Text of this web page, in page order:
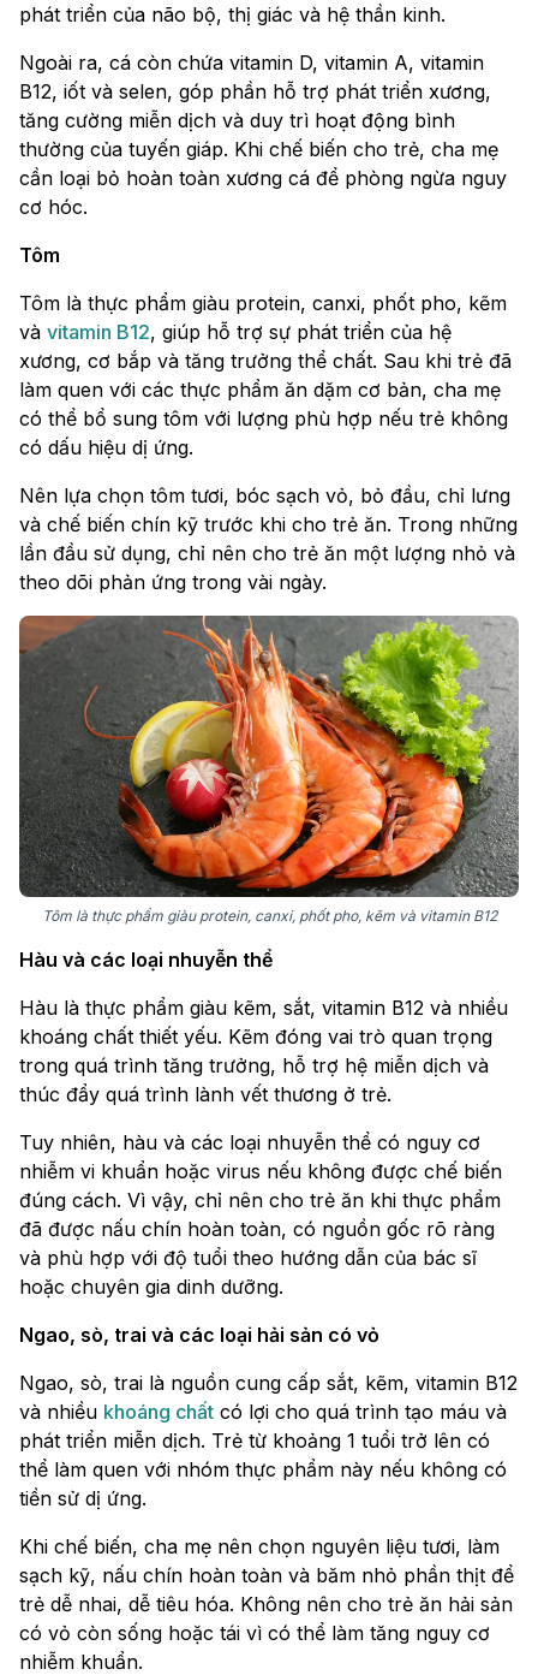
phát triển của não bộ, thị giác và hệ thần kinh.
Ngoài ra, cá còn chứa vitamin D, vitamin A, vitamin
B12, iốt và selen, góp phần hỗ trợ phát triển xương,
tăng cường miễn dịch và duy trì hoạt động bình
thường của tuyến giáp. Khi chế biến cho trẻ, cha mẹ
cần loại bỏ hoàn toàn xương cá để phòng ngừa nguy
cơ hóc.
Tôm
Tôm là thực phẩm giàu protein, canxi, phốt pho, kẽm
và vitamin B12, giúp hỗ trợ sự phát triển của hệ
xương, cơ bắp và tăng trưởng thể chất. Sau khi trẻ đã
làm quen với các thực phẩm ăn dặm cơ bản, cha mẹ
có thể bổ sung tôm với lượng phù hợp nếu trẻ không
có dấu hiệu dị ứng.
Nên lựa chọn tôm tươi, bóc sạch vỏ, bỏ đầu, chỉ lưng
và chế biến chín kỹ trước khi cho trẻ ăn. Trong những
lần đầu sử dụng, chỉ nên cho trẻ ăn một lượng nhỏ và
theo dõi phản ứng trong vài ngày.
Tôm là thực phẩm giàu protein, canxi, phốt pho, kẽm và vitamin B12
Hàu và các loại nhuyễn thể
Hàu là thực phẩm giàu kẽm, sắt, vitamin B12 và nhiều
khoáng chất thiết yếu. Kẽm đóng vai trò quan trọng
trong quá trình tăng trưởng, hỗ trợ hệ miễn dịch và
thúc đẩy quá trình lành vết thương ở trẻ.
Tuy nhiên, hàu và các loại nhuyễn thể có nguy cơ
nhiễm vi khuẩn hoặc virus nếu không được chế biến
đúng cách. Vì vậy, chỉ nên cho trẻ ăn khi thực phẩm
đã được nấu chín hoàn toàn, có nguồn gốc rõ ràng
và phù hợp với độ tuổi theo hướng dẫn của bác sĩ
hoặc chuyên gia dinh dưỡng.
Ngao, sò, trai và các loại hải sản có vỏ
Ngao, sò, trai là nguồn cung cấp sắt, kẽm, vitamin B12
và nhiều khoáng chất có lợi cho quá trình tạo máu và
phát triển miễn dịch. Trẻ từ khoảng 1 tuổi trở lên có
thể làm quen với nhóm thực phẩm này nếu không có
tiền sử dị ứng.
Khi chế biến, cha mẹ nên chọn nguyên liệu tươi, làm
sạch kỹ, nấu chín hoàn toàn và băm nhỏ phần thịt để
trẻ dễ nhai, dễ tiêu hóa. Không nên cho trẻ ăn hải sản
có vỏ còn sống hoặc tái vì có thể làm tăng nguy cơ
nhiễm khuẩn.